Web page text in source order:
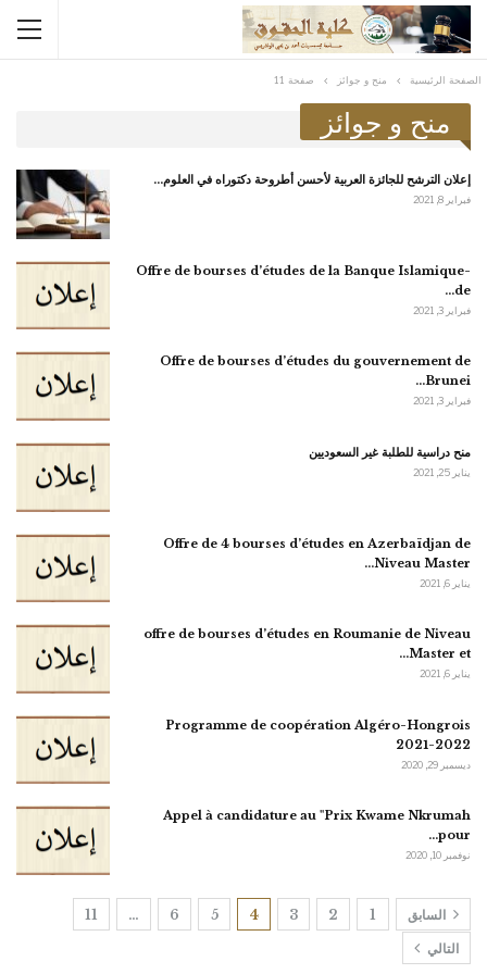
الصفحة الرئيسية منح و جوائز صفحة 11
منح و جوائز
إعلان الترشح للجائزة العربية لأحسن أطروحة دكتوراه في العلوم…
فبراير 8, 2021
-Offre de bourses d’études de la Banque Islamique
de…
فبراير 3, 2021
Offre de bourses d’études du gouvernement de
Brunei…
فبراير 3, 2021
منح دراسية للطلبة غير السعوديين
يناير 25, 2021
Offre de 4 bourses d’études en Azerbaïdjan de
Niveau Master…
يناير 6, 2021
offre de bourses d’études en Roumanie de Niveau
Master et…
يناير 6, 2021
Programme de coopération Algéro-Hongrois
2021-2022
ديسمبر 29, 2020
Appel à candidature au "Prix Kwame Nkrumah
pour…
نوفمبر 10, 2020
السابق 1
2
3
4
5
6
…
11
التالي